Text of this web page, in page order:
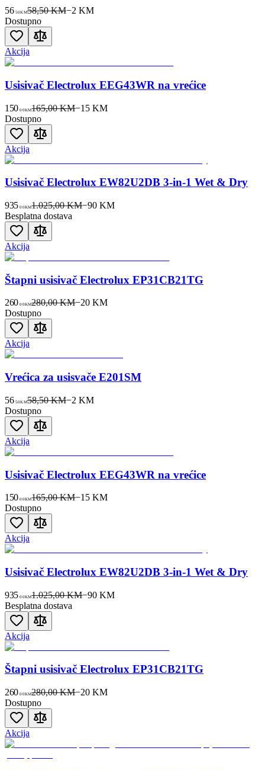
56 50KM58,50 KM−2 KM
Dostupno
Akcija
Usisivač Electrolux EEG43WR na vrećice
150 00KM165,00 KM−15 KM
Dostupno
Akcija
Usisivač Electrolux EW82U2DB 3-in-1 Wet & Dry
935 00KM1.025,00 KM−90 KM
Besplatna dostava
Akcija
Štapni usisivač Electrolux EP31CB21TG
260 00KM280,00 KM−20 KM
Dostupno
Akcija
Vrećica za usisvače E201SM
56 50KM58,50 KM−2 KM
Dostupno
Akcija
Usisivač Electrolux EEG43WR na vrećice
150 00KM165,00 KM−15 KM
Dostupno
Akcija
Usisivač Electrolux EW82U2DB 3-in-1 Wet & Dry
935 00KM1.025,00 KM−90 KM
Besplatna dostava
Akcija
Štapni usisivač Electrolux EP31CB21TG
260 00KM280,00 KM−20 KM
Dostupno
Akcija